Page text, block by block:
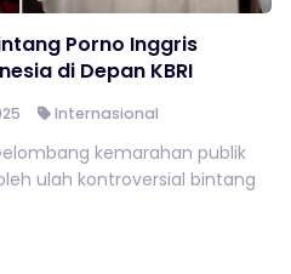
Porno Inggris
di Depan KBRI
Internasional
kemarahan publik
ulah kontroversial bintang